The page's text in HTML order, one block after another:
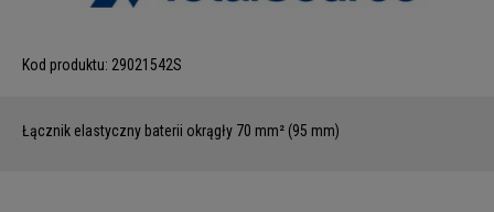
Kod produktu: 29021542S
Łącznik elastyczny baterii okrągły 70 mm² (95 mm)